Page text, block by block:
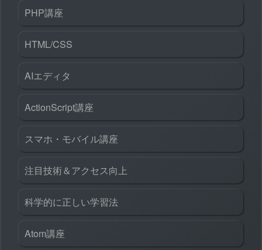
PHP講座
HTML/CSS
AIエディタ
ActionScript講座
スマホ・モバイル講座
注目技術＆アクセス向上
科学的に正しい学習法
Atom講座